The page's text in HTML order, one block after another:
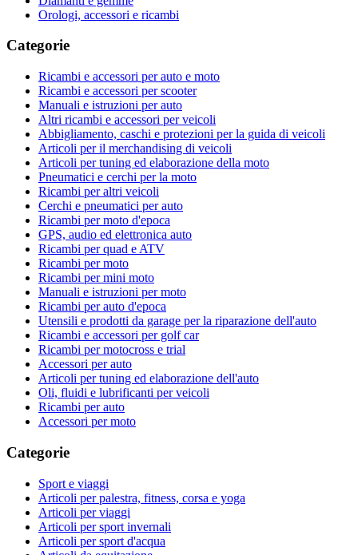
Orologi, accessori e ricambi
Categorie
Ricambi e accessori per auto e moto
Ricambi e accessori per scooter
Manuali e istruzioni per auto
Altri ricambi e accessori per veicoli
Abbigliamento, caschi e protezioni per la guida di veicoli
Articoli per il merchandising di veicoli
Articoli per tuning ed elaborazione della moto
Pneumatici e cerchi per la moto
Ricambi per altri veicoli
Cerchi e pneumatici per auto
Ricambi per moto d'epoca
GPS, audio ed elettronica auto
Ricambi per quad e ATV
Ricambi per moto
Ricambi per mini moto
Manuali e istruzioni per moto
Ricambi per auto d'epoca
Utensili e prodotti da garage per la riparazione dell'auto
Ricambi e accessori per golf car
Ricambi per motocross e trial
Accessori per auto
Articoli per tuning ed elaborazione dell'auto
Oli, fluidi e lubrificanti per veicoli
Ricambi per auto
Accessori per moto
Categorie
Sport e viaggi
Articoli per palestra, fitness, corsa e yoga
Articoli per viaggi
Articoli per sport invernali
Articoli per sport d'acqua